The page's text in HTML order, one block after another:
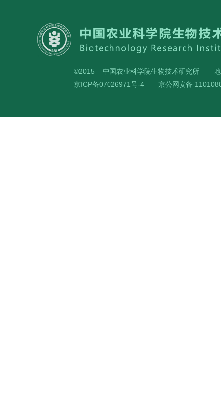
©2015 中国农业科学院生物技术研究所
京ICP备07026971号-4
京公网安备